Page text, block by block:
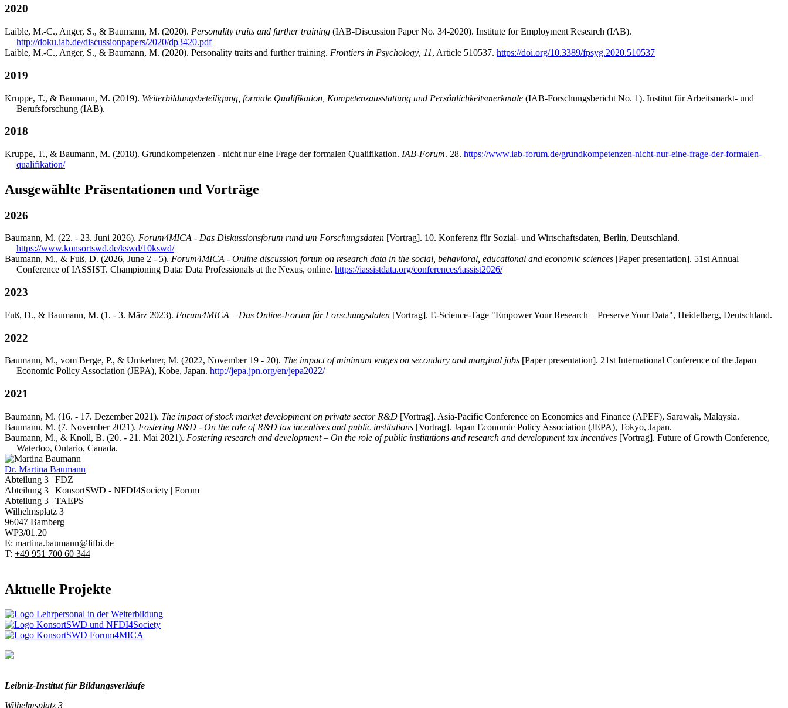
2020
Laible, M.-C., Anger, S., & Baumann, M. (2020). Personality traits and further training (IAB-Discussion Paper No. 34-2020). Institute for Employment Research (IAB).
http://doku.iab.de/discussionpapers/2020/dp3420.pdf
Laible, M.-C., Anger, S., & Baumann, M. (2020). Personality traits and further training. Frontiers in Psychology, 11, Article 510537. https://doi.org/10.3389/fpsyg.2020.510537
2019
Kruppe, T., & Baumann, M. (2019). Weiterbildungsbeteiligung, formale Qualifikation, Kompetenzausstattung und Persönlichkeitsmerkmale (IAB-Forschungsbericht No. 1). Institut für Arbeitsmarkt- und
Berufsforschung (IAB).
2018
Kruppe, T., & Baumann, M. (2018). Grundkompetenzen - nicht nur eine Frage der formalen Qualifikation. IAB-Forum. 28. https://www.iab-forum.de/grundkompetenzen-nicht-nur-eine-frage-der-formalen-
qualifikation/
Ausgewählte Präsentationen und Vorträge
2026
Baumann, M. (22. - 23. Juni 2026). Forum4MICA - Das Diskussionsforum rund um Forschungsdaten [Vortrag]. 10. Konferenz für Sozial- und Wirtschaftsdaten, Berlin, Deutschland.
https://www.konsortswd.de/kswd/10kswd/
Baumann, M., & Fuß, D. (2026, June 2 - 5). Forum4MICA - Online discussion forum on research data in the social, behavioral, educational and economic sciences [Paper presentation]. 51st Annual
Conference of IASSIST. Championing Data: Data Professionals at the Nexus, online. https://iassistdata.org/conferences/iassist2026/
2023
Fuß, D., & Baumann, M. (1. - 3. März 2023). Forum4MICA – Das Online-Forum für Forschungsdaten [Vortrag]. E-Science-Tage "Empower Your Research – Preserve Your Data", Heidelberg, Deutschland.
2022
Baumann, M., vom Berge, P., & Umkehrer, M. (2022, November 19 - 20). The impact of minimum wages on secondary and marginal jobs [Paper presentation]. 21st International Conference of the Japan
Economic Policy Association (JEPA), Kobe, Japan. http://jepa.jpn.org/en/jepa2022/
2021
Baumann, M. (16. - 17. Dezember 2021). The impact of stock market development on private sector R&D [Vortrag]. Asia-Pacific Conference on Economics and Finance (APEF), Sarawak, Malaysia.
Baumann, M. (7. November 2021). Fostering R&D - On the role of R&D tax incentives and public institutions [Vortrag]. Japan Economic Policy Association (JEPA), Tokyo, Japan.
Baumann, M., & Knoll, B. (20. - 21. Mai 2021). Fostering research and development – On the role of public institutions and research and development tax incentives [Vortrag]. Future of Growth Conference,
Waterloo, Ontario, Canada.
Dr. Martina Baumann
Abteilung 3 | FDZ
Abteilung 3 | KonsortSWD - NFDI4Society | Forum
Abteilung 3 | TAEPS
Wilhelmsplatz 3
96047 Bamberg
WP3/01.20
E: martina.baumann@lifbi.de
T: +49 951 700 60 344
Aktuelle Projekte
Leibniz-Institut für Bildungsverläufe
Wilhelmsplatz 3